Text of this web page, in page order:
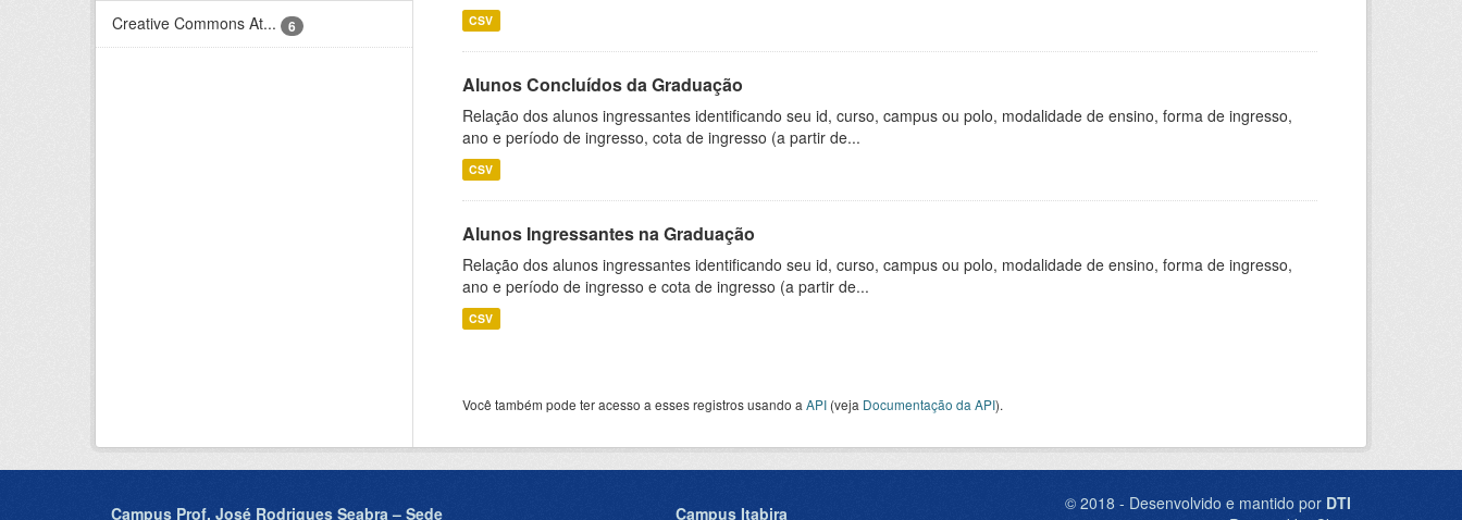
Creative Commons At...
6 CSV
Alunos Concluídos da Graduação
Relação dos alunos ingressantes identificando seu id, curso, campus ou polo, modalidade de ensino, forma de ingresso,
ano e período de ingresso, cota de ingresso (a partir de...
CSV
Alunos Ingressantes na Graduação
Relação dos alunos ingressantes identificando seu id, curso, campus ou polo, modalidade de ensino, forma de ingresso,
ano e período de ingresso e cota de ingresso (a partir de...
CSV
Você também pode ter acesso a esses registros usando a API (veja Documentação da API).
Campus Prof. José Rodrigues Seabra – Sede Campus Itabira © 2018 - Desenvolvido e mantido por DTI